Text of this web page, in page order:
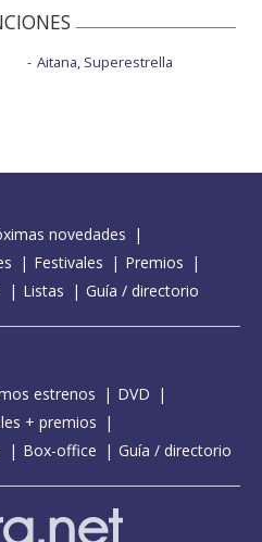
Aitana, Superestrella
novedades
Festivales
Premios
Listas Guía / directorio
estrenos
DVD
+ premios
Box-office Guía / directorio